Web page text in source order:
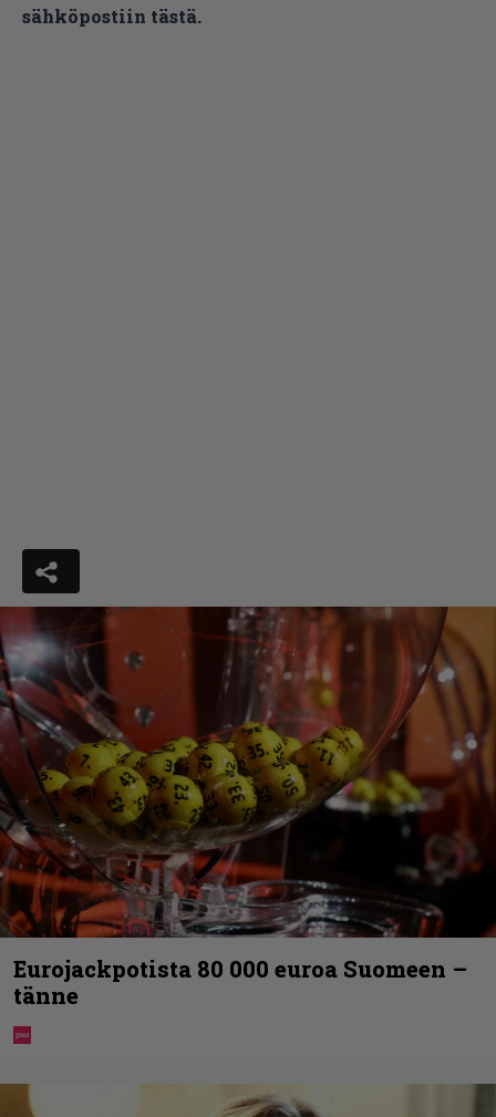
sähköpostiin tästä.
Eurojackpotista 80 000 euroa Suomeen –
tänne